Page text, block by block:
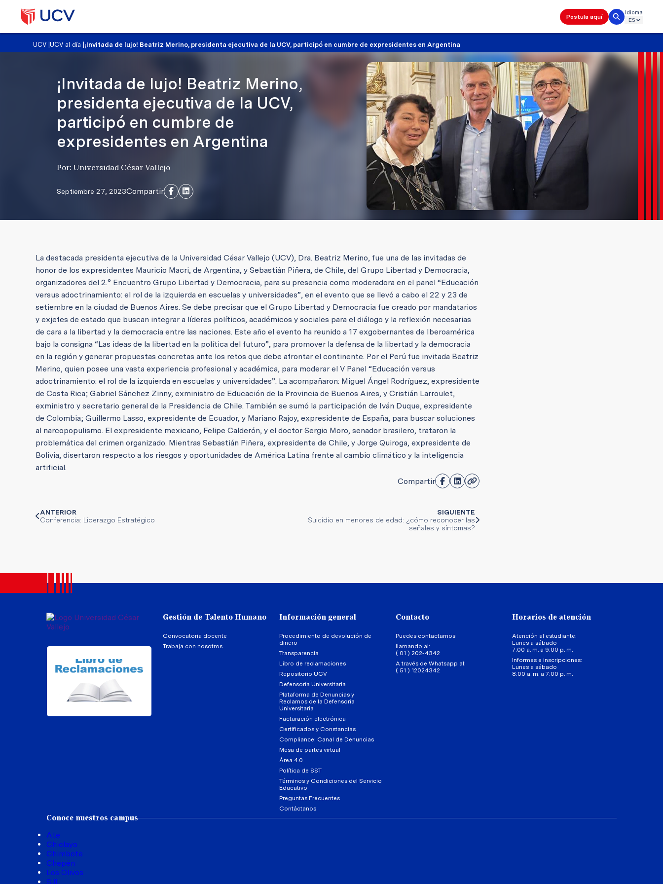
Postula aquí
Idioma
UCV |UCV al día ¡Invitada de lujo! Beatriz Merino, presidenta ejecutiva de la UCV, participó en cumbre de expresidentes en Argentina
¡Invitada de lujo! Beatriz Merino,
presidenta ejecutiva de la UCV,
participó en cumbre de
expresidentes en Argentina
Por: Universidad César Vallejo
Septiembre 27, 2023Compartir
La destacada presidenta ejecutiva de la Universidad César Vallejo (UCV), Dra. Beatriz Merino, fue una de las invitadas de
honor de los expresidentes Mauricio Macri, de Argentina, y Sebastián Piñera, de Chile, del Grupo Libertad y Democracia,
organizadores del 2.° Encuentro Grupo Libertad y Democracia, para su presencia como moderadora en el panel “Educación
versus adoctrinamiento: el rol de la izquierda en escuelas y universidades”, en el evento que se llevó a cabo el 22 y 23 de
setiembre en la ciudad de Buenos Aires. Se debe precisar que el Grupo Libertad y Democracia fue creado por mandatarios
y exjefes de estado que buscan integrar a líderes políticos, académicos y sociales para el diálogo y la reflexión necesarias
de cara a la libertad y la democracia entre las naciones. Este año el evento ha reunido a 17 exgobernantes de Iberoamérica
bajo la consigna “Las ideas de la libertad en la política del futuro”, para promover la defensa de la libertad y la democracia
en la región y generar propuestas concretas ante los retos que debe afrontar el continente. Por el Perú fue invitada Beatriz
Merino, quien posee una vasta experiencia profesional y académica, para moderar el V Panel “Educación versus
adoctrinamiento: el rol de la izquierda en escuelas y universidades”. La acompañaron: Miguel Ángel Rodríguez, expresidente
de Costa Rica; Gabriel Sánchez Zinny, exministro de Educación de la Provincia de Buenos Aires, y Cristián Larroulet,
exministro y secretario general de la Presidencia de Chile. También se sumó la participación de Iván Duque, expresidente
de Colombia; Guillermo Lasso, expresidente de Ecuador, y Mariano Rajoy, expresidente de España, para buscar soluciones
al narcopopulismo. El expresidente mexicano, Felipe Calderón, y el doctor Sergio Moro, senador brasilero, trataron la
problemática del crimen organizado. Mientras Sebastián Piñera, expresidente de Chile, y Jorge Quiroga, expresidente de
Bolivia, disertaron respecto a los riesgos y oportunidades de América Latina frente al cambio climático y la inteligencia
artificial.
Compartir
ANTERIOR
Conferencia: Liderazgo Estratégico
SIGUIENTE
Suicidio en menores de edad: ¿cómo reconocer las
señales y síntomas?
Gestión de Talento Humano
Convocatoria docente
Trabaja con nosotros
Información general
Procedimiento de devolución de
dinero
Transparencia
Libro de reclamaciones
Repositorio UCV
Defensoría Universitaria
Plataforma de Denuncias y
Reclamos de la Defensoría
Universitaria
Facturación electrónica
Certificados y Constancias
Compliance: Canal de Denuncias
Mesa de partes virtual
Área 4.0
Política de SST
Términos y Condiciones del Servicio
Educativo
Preguntas Frecuentes
Contáctanos
Contacto
Puedes contactarnos
llamando al:
( 01 ) 202-4342
A través de Whatsapp al:
( 51 ) 12024342
Horarios de atención
Atención al estudiante:
Lunes a sábado
7:00 a. m. a 9:00 p. m.
Informes e inscripciones:
Lunes a sábado
8:00 a. m. a 7:00 p. m.
Conoce nuestros campus
Ate
Chiclayo
Chimbote
Chepén
Los Olivos
SJL